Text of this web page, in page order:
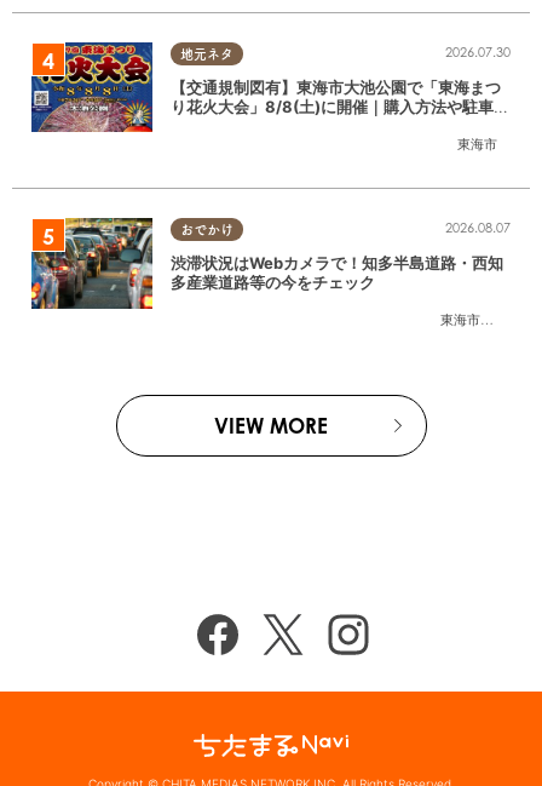
地元ネタ
東海市
2026.07.30
【交通規制図有】東海市大池公園で「東海まつ
り花火大会」8/8(土)に開催｜購入方法や駐車場
おでかけ
東海市大府市
2026.08.07
渋滞状況はWebカメラで！知多半島道路・西知
多産業道路等の今をチェック
VIEW MORE